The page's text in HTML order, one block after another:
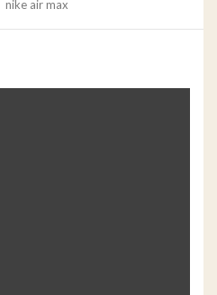
nike air max